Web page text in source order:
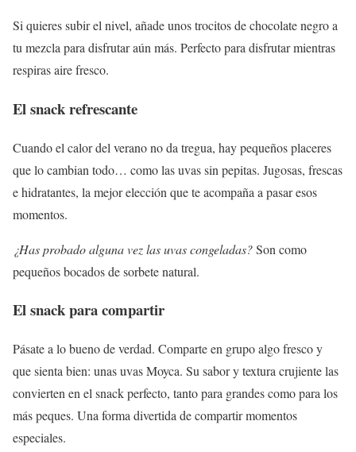
Si quieres subir el nivel, añade unos trocitos de chocolate negro a
tu mezcla para disfrutar aún más. Perfecto para disfrutar mientras
respiras aire fresco.
El snack refrescante
Cuando el calor del verano no da tregua, hay pequeños placeres
que lo cambian todo… como las uvas sin pepitas. Jugosas, frescas
e hidratantes, la mejor elección que te acompaña a pasar esos
momentos.
¿Has probado alguna vez las uvas congeladas?Son como
pequeños bocados de sorbete natural.
El snack para compartir
Pásate a lo bueno de verdad. Comparte en grupo algo fresco y
que sienta bien: unas uvas Moyca. Su sabor y textura crujiente las
convierten en el snack perfecto, tanto para grandes como para los
más peques. Una forma divertida de compartir momentos
especiales.